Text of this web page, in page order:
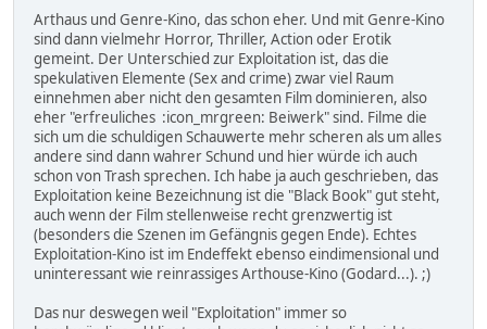
Arthaus und Genre-Kino, das schon eher. Und mit Genre-Kino
sind dann vielmehr Horror, Thriller, Action oder Erotik
gemeint. Der Unterschied zur Exploitation ist, das die
spekulativen Elemente (Sex and crime) zwar viel Raum
einnehmen aber nicht den gesamten Film dominieren, also
eher "erfreuliches :icon_mrgreen: Beiwerk" sind. Filme die
sich um die schuldigen Schauwerte mehr scheren als um alles
andere sind dann wahrer Schund und hier würde ich auch
schon von Trash sprechen. Ich habe ja auch geschrieben, das
Exploitation keine Bezeichnung ist die "Black Book" gut steht,
auch wenn der Film stellenweise recht grenzwertig ist
(besonders die Szenen im Gefängnis gegen Ende). Echtes
Exploitation-Kino ist im Endeffekt ebenso eindimensional und
uninteressant wie reinrassiges Arthouse-Kino (Godard...). ;)
Das nur deswegen weil "Exploitation" immer so